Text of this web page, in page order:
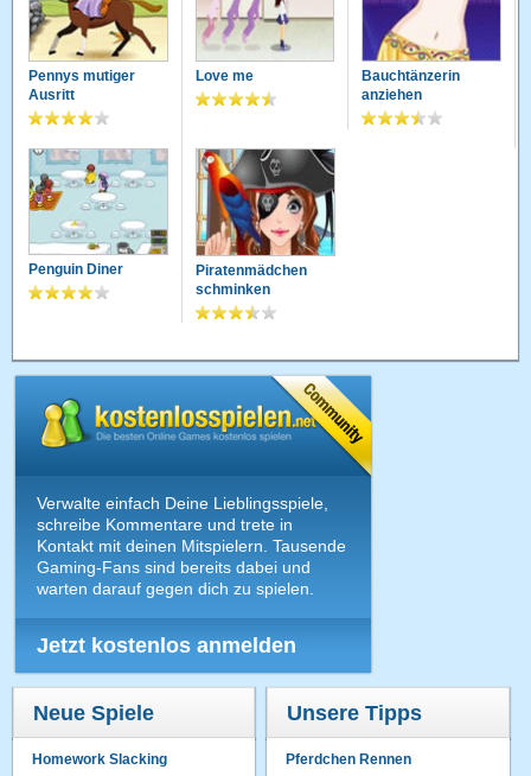
Pennys mutiger
Ausritt
Love me
Bauchtänzerin
anziehen
Penguin Diner
Piratenmädchen
schminken
Verwalte einfach Deine Lieblingsspiele,
schreibe Kommentare und trete in
Kontakt mit deinen Mitspielern. Tausende
Gaming-Fans sind bereits dabei und
warten darauf gegen dich zu spielen.
Jetzt kostenlos anmelden
Neue Spiele
Homework Slacking
Unsere Tipps
Pferdchen Rennen